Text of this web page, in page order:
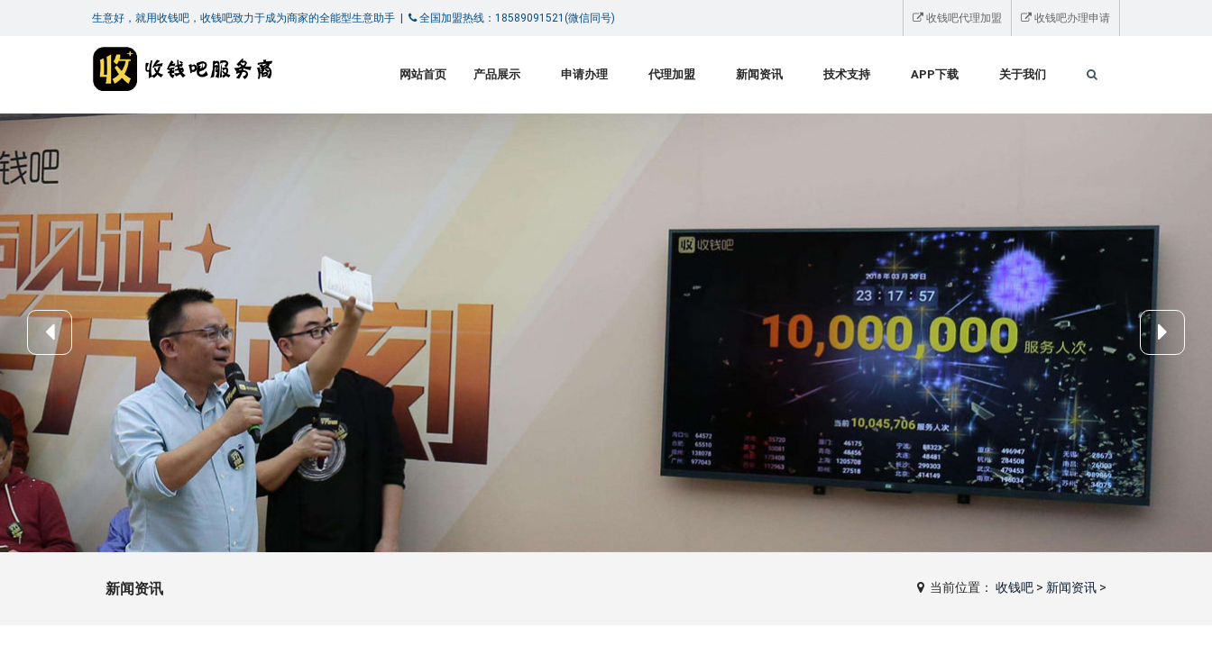
收钱吧代理加盟 收钱吧办理申请
生意好，就用收钱吧，收钱吧致力于成为商家的全能型生意助手 | 全国加盟热线：18589091521(微信同号)
网站首页 产品展示 申请办理 代理加盟 新闻资讯 技术支持 APP下载 关于我们
新闻资讯 当前位置： 收钱吧 > 新闻资讯 >